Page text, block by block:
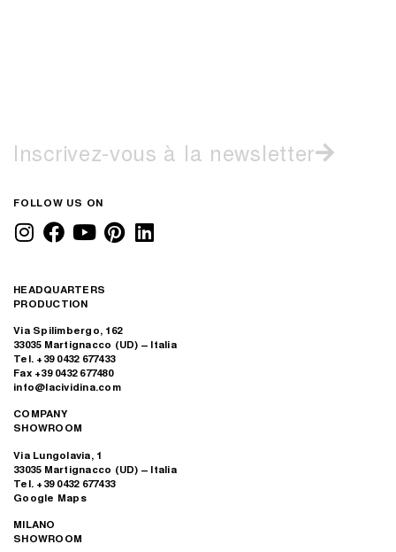
Inscrivez-vous à la newsletter
FOLLOW US ON
HEADQUARTERS
PRODUCTION
Via Spilimbergo, 162
33035 Martignacco (UD) – Italia
Tel. +39 0432 677433
Fax +39 0432 677480
info@lacividina.com
COMPANY
SHOWROOM
Via Lungolavia, 1
33035 Martignacco (UD) – Italia
Tel. +39 0432 677433
Google Maps
MILANO
SHOWROOM